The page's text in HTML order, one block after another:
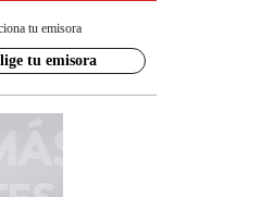
tu emisora
tu emisora